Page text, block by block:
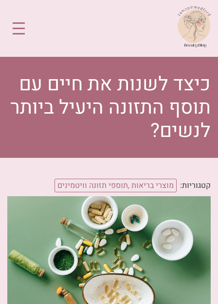
כיצד לשנות את חיים עם
תוסף התזונה היעיל ביותר
לנשים?
קטגוריות: מוצרי בריאות ,תוספי תזונה וויטמינים